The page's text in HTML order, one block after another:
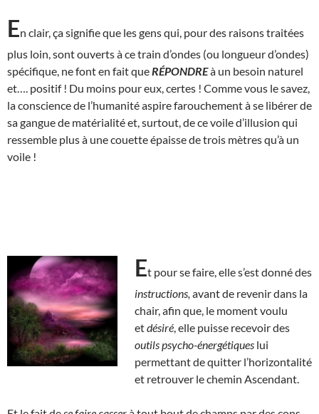
En clair, ça signifie que les gens qui, pour des raisons traitées
plus loin, sont ouverts à ce train d’ondes (ou longueur d’ondes)
spécifique, ne font en fait que RÉPONDREà un besoin naturel
et…. positif ! Du moins pour eux, certes ! Comme vous le savez,
la conscience de l’humanité aspire farouchement à se libérer de
sa gangue de matérialité et, surtout, de ce voile d’illusion qui
ressemble plus à une couette épaisse de trois mètres qu’à un
voile !
Et pour se faire, elle s’est donné des
instructions, avant de revenir dans la
chair, afin que, le moment voulu
etdésiré , elle puisse recevoir des
outilspsycho-énergétiques lui
permettant de quitter l’horizontalité
et retrouver le chemin Ascendant.